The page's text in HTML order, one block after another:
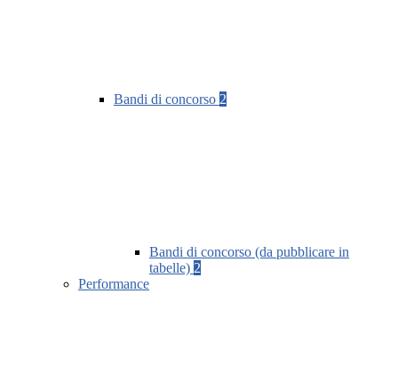
Bandi di concorso 2
Bandi di concorso (da pubblicare in
tabelle) 2
Performance